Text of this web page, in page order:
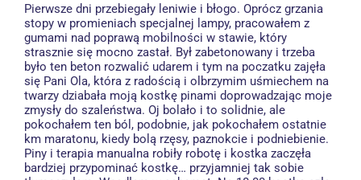
Pierwsze dni przebiegały leniwie i błogo. Oprócz grzania
stopy w promieniach specjalnej lampy, pracowałem z
gumami nad poprawą mobilności w stawie, który
strasznie się mocno zastał. Był zabetonowany i trzeba
było ten beton rozwalić udarem i tym na poczatku zajęła
się Pani Ola, która z radością i olbrzymim uśmiechem na
twarzy dziabała moją kostkę pinami doprowadzając moje
zmysły do szaleństwa. Oj bolało i to solidnie, ale
pokochałem ten ból, podobnie, jak pokochałem ostatnie
km maratonu, kiedy bolą rzęsy, paznokcie i podniebienie.
Piny i terapia manualna robiły robotę i kostka zaczęła
bardziej przypominać kostkę… przyjamniej tak sobie